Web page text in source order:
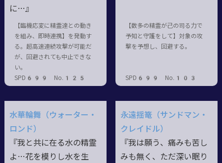
に…』
【臨機応変に精霊達との動き
を組み、即時連携】を発動す
る。超高速連続攻撃が可能だ
が、回避されても中止できな
い。
SPD699 No.125
【数多の精霊が己の司る力で
予知と守護をして】対象の攻
撃を予想し、回避する。
SPD699 No.103
水華輪舞（ウォーター・
ロンド）
『我と共に在る水の精霊
よ…花を模りし水を生
永遠揺篭（サンドマン・
クレイドル）
『我は願う、痛みも苦し
みも無く、ただ深い眠り